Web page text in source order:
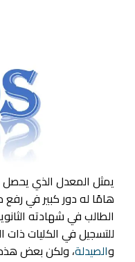
يمثل المعدل الذي يحصل
هامًا له دور كبير في
الطالب في شهادته
للتسجيل في الكليات
والصيدلة، ولكن بعض هذه